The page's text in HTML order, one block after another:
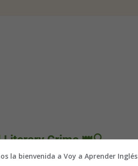
Crime 👑🔍
la bienvenida a Voy a Aprender Inglés